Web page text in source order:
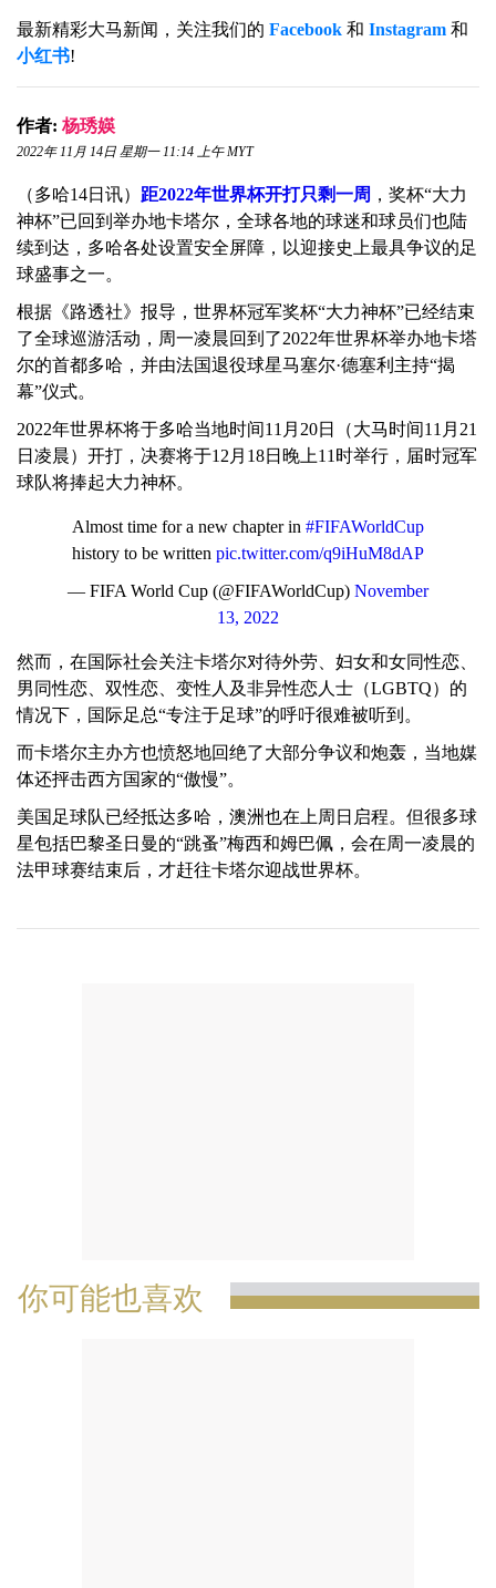
最新精彩大马新闻，关注我们的 Facebook 和 Instagram 和
小红书!
作者: 杨琇媖
2022年 11月 14日 星期一 11:14 上午 MYT
（多哈14日讯） 距2022年世界杯开打只剩一周 ，奖杯“大力
神杯”已回到举办地卡塔尔，全球各地的球迷和球员们也陆
续到达，多哈各处设置安全屏障，以迎接史上最具争议的足
球盛事之一。
根据《路透社》报导，世界杯冠军奖杯“大力神杯”已经结束
了全球巡游活动，周一凌晨回到了2022年世界杯举办地卡塔
尔的首都多哈，并由法国退役球星马塞尔·德塞利主持“揭
幕”仪式。
2022年世界杯将于多哈当地时间11月20日（大马时间11月21
日凌晨）开打，决赛将于12月18日晚上11时举行，届时冠军
球队将捧起大力神杯。
Almost time for a new chapter in #FIFAWorldCup
history to be written pic.twitter.com/q9iHuM8dAP
— FIFA World Cup (@FIFAWorldCup) November
13, 2022
然而，在国际社会关注卡塔尔对待外劳、妇女和女同性恋、
男同性恋、双性恋、变性人及非异性恋人士（LGBTQ）的
情况下，国际足总“专注于足球”的呼吁很难被听到。
而卡塔尔主办方也愤怒地回绝了大部分争议和炮轰，当地媒
体还抨击西方国家的“傲慢”。
美国足球队已经抵达多哈，澳洲也在上周日启程。但很多球
星包括巴黎圣日曼的“跳蚤”梅西和姆巴佩，会在周一凌晨的
法甲球赛结束后，才赶往卡塔尔迎战世界杯。
你可能也喜欢